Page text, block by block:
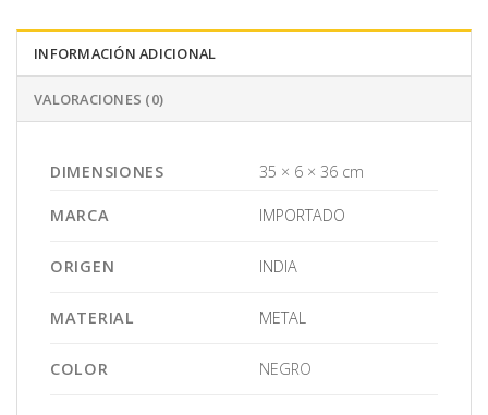
INFORMACIÓN ADICIONAL
VALORACIONES (0)
DIMENSIONES 35 × 6 × 36 cm
MARCA IMPORTADO
ORIGEN INDIA
MATERIAL METAL
COLOR NEGRO